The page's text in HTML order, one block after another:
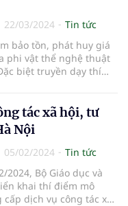
22/03/2024
Tin tức
bảo tồn, phát huy giá
phi vật thể nghệ thuật
biệt truyền dạy thí
tổ chức ngày hội, giao
sinh tại Quảng Nam.
tác xã hội, tư
Nội
05/02/2024
Tin tức
2024, Bộ Giáo dục và
khai thí điểm mô
cấp dịch vụ công tác xã